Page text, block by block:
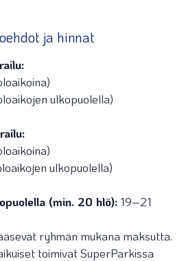
ja hinnat
ulkopuolella)
ulkopuolella)
(min. 20 hlö): 19–21
ryhmän mukana maksutta.
toimivat SuperParkissa